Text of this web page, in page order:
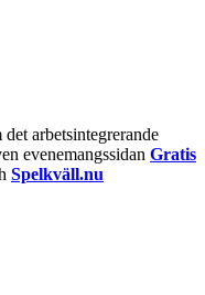
arbetsintegrerande
evenemangssidan Gratis
Spelkväll.nu